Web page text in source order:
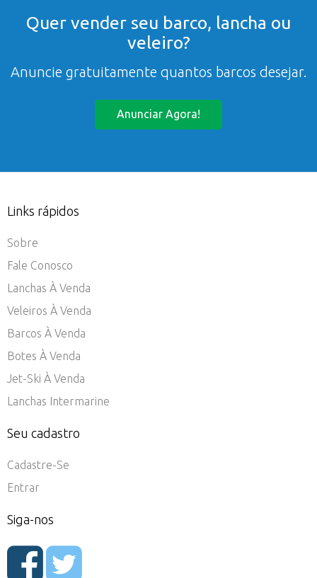
Quer vender seu barco, lancha ou
veleiro?
Anuncie gratuitamente quantos barcos desejar.
Anunciar Agora!
Links rápidos
Sobre
Fale Conosco
Lanchas À Venda
Veleiros À Venda
Barcos À Venda
Botes À Venda
Jet-Ski À Venda
Lanchas Intermarine
Seu cadastro
Cadastre-Se
Entrar
Siga-nos